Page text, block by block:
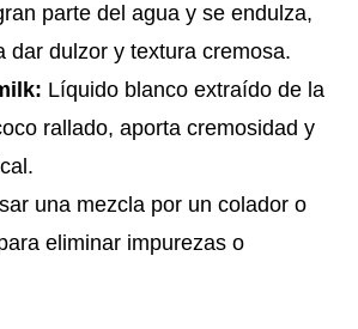
parte del agua y se endulza,
dar dulzor y textura cremosa.
Líquido blanco extraído de la
rallado, aporta cremosidad y
una mezcla por un colador o
eliminar impurezas o